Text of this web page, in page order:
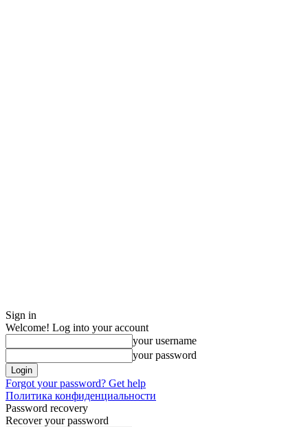
Sign in
Welcome! Log into your account
your username
your password
Forgot your password? Get help
Политика конфиденциальности
Password recovery
Recover your password